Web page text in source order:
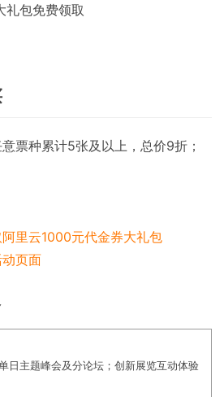
礼包免费领取
票种累计5张及以上，总价9折；
阿里云1000元代金券大礼包
页面
日主题峰会及分论坛；创新展览互动体验